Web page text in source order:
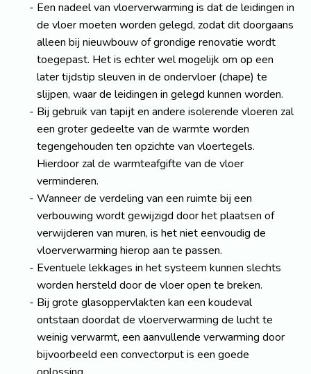
Een nadeel van vloerverwarming is dat de leidingen in
de vloer moeten worden gelegd, zodat dit doorgaans
alleen bij nieuwbouw of grondige renovatie wordt
toegepast. Het is echter wel mogelijk om op een
later tijdstip sleuven in de ondervloer (chape) te
slijpen, waar de leidingen in gelegd kunnen worden.
Bij gebruik van tapijt en andere isolerende vloeren zal
een groter gedeelte van de warmte worden
tegengehouden ten opzichte van vloertegels.
Hierdoor zal de warmteafgifte van de vloer
verminderen.
Wanneer de verdeling van een ruimte bij een
verbouwing wordt gewijzigd door het plaatsen of
verwijderen van muren, is het niet eenvoudig de
vloerverwarming hierop aan te passen.
Eventuele lekkages in het systeem kunnen slechts
worden hersteld door de vloer open te breken.
Bij grote glasoppervlakten kan een koudeval
ontstaan doordat de vloerverwarming de lucht te
weinig verwarmt, een aanvullende verwarming door
bijvoorbeeld een convectorput is een goede